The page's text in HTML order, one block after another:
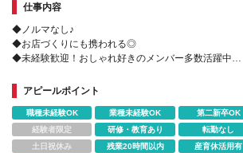
仕事内容
◆ノルマなし♪
◆お店づくりにも携われる◎
◆未経験歓迎！おしゃれ好きのメンバー多数活躍中！
◆残業ほぼ無し
◆シフトの希望も考慮
アピールポイント
職種未経験OK 業種未経験OK 第二新卒OK
経験者限定
研修・教育あり 転勤なし
土日祝休み
残業20時間以内 産育休活用有